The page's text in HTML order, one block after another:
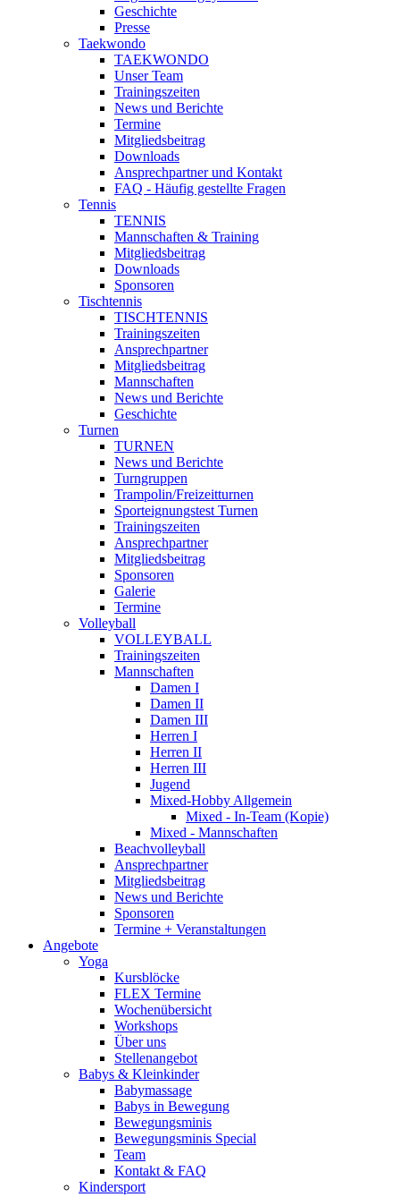
Geschichte
Presse
Taekwondo
TAEKWONDO
Unser Team
Trainingszeiten
News und Berichte
Termine
Mitgliedsbeitrag
Downloads
Ansprechpartner und Kontakt
FAQ - Häufig gestellte Fragen
Tennis
TENNIS
Mannschaften & Training
Mitgliedsbeitrag
Downloads
Sponsoren
Tischtennis
TISCHTENNIS
Trainingszeiten
Ansprechpartner
Mitgliedsbeitrag
Mannschaften
News und Berichte
Geschichte
Turnen
TURNEN
News und Berichte
Turngruppen
Trampolin/Freizeitturnen
Sporteignungstest Turnen
Trainingszeiten
Ansprechpartner
Mitgliedsbeitrag
Sponsoren
Galerie
Termine
Volleyball
VOLLEYBALL
Trainingszeiten
Mannschaften
Damen I
Damen II
Damen III
Herren I
Herren II
Herren III
Jugend
Mixed-Hobby Allgemein
Mixed - In-Team (Kopie)
Mixed - Mannschaften
Beachvolleyball
Ansprechpartner
Mitgliedsbeitrag
News und Berichte
Sponsoren
Termine + Veranstaltungen
Angebote
Yoga
Kursblöcke
FLEX Termine
Wochenübersicht
Workshops
Über uns
Stellenangebot
Babys & Kleinkinder
Babymassage
Babys in Bewegung
Bewegungsminis
Bewegungsminis Special
Team
Kontakt & FAQ
Kindersport